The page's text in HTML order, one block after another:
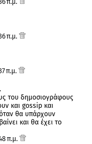
π.μ.
π.μ.
π.μ.
του δημοσιογράφους
και gossip και
θα υπάρχουν
και θα έχει το
π.μ.